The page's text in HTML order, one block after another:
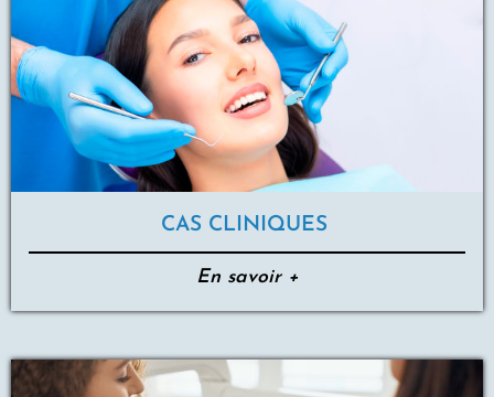
CAS CLINIQUES
En savoir +